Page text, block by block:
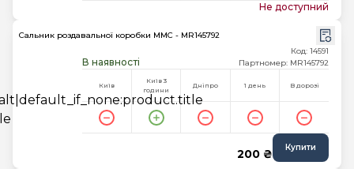
Не доступний
Сальник роздавальної коробки MMC - MR145792
В наявності
Код: 14591
Партномер: MR145792
Київ
Київ 3
години
Дніпро 1 день В дорозі
200 ₴ Купити